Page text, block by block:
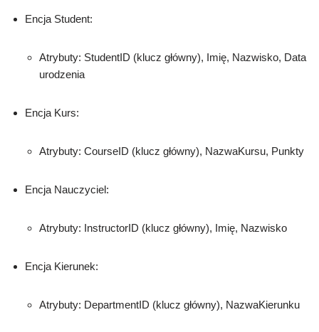
Encja Student:
Atrybuty: StudentID (klucz główny), Imię, Nazwisko, Data
urodzenia
Encja Kurs:
Atrybuty: CourseID (klucz główny), NazwaKursu, Punkty
Encja Nauczyciel:
Atrybuty: InstructorID (klucz główny), Imię, Nazwisko
Encja Kierunek:
Atrybuty: DepartmentID (klucz główny), NazwaKierunku